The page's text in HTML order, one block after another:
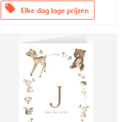
offers Elke dag lage prijzen